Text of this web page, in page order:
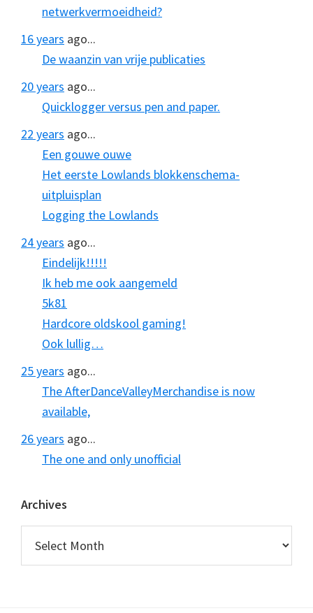
netwerkvermoeidheid?
16 years ago...
De waanzin van vrije publicaties
20 years ago...
Quicklogger versus pen and paper.
22 years ago...
Een gouwe ouwe
Het eerste Lowlands blokkenschema-
uitpluisplan
Logging the Lowlands
24 years ago...
Eindelijk!!!!!
Ik heb me ook aangemeld
5k81
Hardcore oldskool gaming!
Ook lullig…
25 years ago...
The AfterDanceValleyMerchandise is now
available,
26 years ago...
The one and only unofficial
Archives